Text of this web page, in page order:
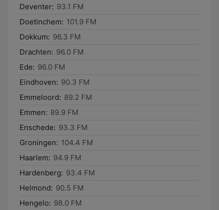
Deventer: 93.1 FM
Doetinchem: 101.9 FM
Dokkum: 96.3 FM
Drachten: 96.0 FM
Ede: 96.0 FM
Eindhoven: 90.3 FM
Emmeloord: 89.2 FM
Emmen: 89.9 FM
Enschede: 93.3 FM
Groningen: 104.4 FM
Haarlem: 94.9 FM
Hardenberg: 93.4 FM
Helmond: 90.5 FM
Hengelo: 98.0 FM